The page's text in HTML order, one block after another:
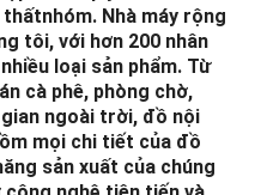
thấtnhóm. Nhà máy rộng
tôi, với hơn 200 nhân
loại sản phẩm. Từ
cà phê, phòng chờ,
ngoài trời, đồ nội
mọi chi tiết của đồ
sản xuất của chúng